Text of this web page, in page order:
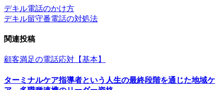
投
稿
ナ
ビ
デキル電話のかけ方
デキル留守番電話の対処法
関連投稿
顧客満足の電話応対【基本】
ターミナルケア指導者という人生の最終段階を通じた地域ケ